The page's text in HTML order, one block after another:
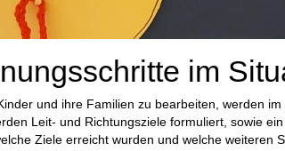
im
und ihre Familien zu bearbeiten, werden
Leit- und Richtungsziele formuliert, sowie
Ziele erreicht wurden und welche weiteren